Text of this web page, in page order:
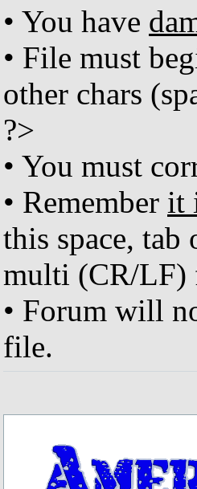
• You have
• File must
other chars
?>
• You must
• Remember it
this space,
multi (CR/LF)
• Forum will
file.